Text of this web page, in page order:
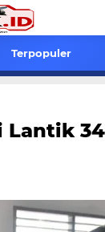
Terpopuler
Lantik